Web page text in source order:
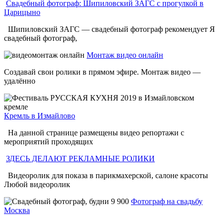
Свадебный фотограф: Шипиловский ЗАГС с прогулкой в
Царицыно
Шипиловский ЗАГС — свадебный фотограф рекомендует Я
свадебный фотограф,
Монтаж видео онлайн
Создавай свои ролики в прямом эфире. Монтаж видео —
удалённо
Кремль в Измайлово
На данной странице размещены видео репортажи с
мероприятий проходящих
ЗДЕСЬ ДЕЛАЮТ РЕКЛАМНЫЕ РОЛИКИ
Видеоролик для показа в парикмахерской, салоне красоты
Любой видеоролик
Фотограф на свадьбу
Москва